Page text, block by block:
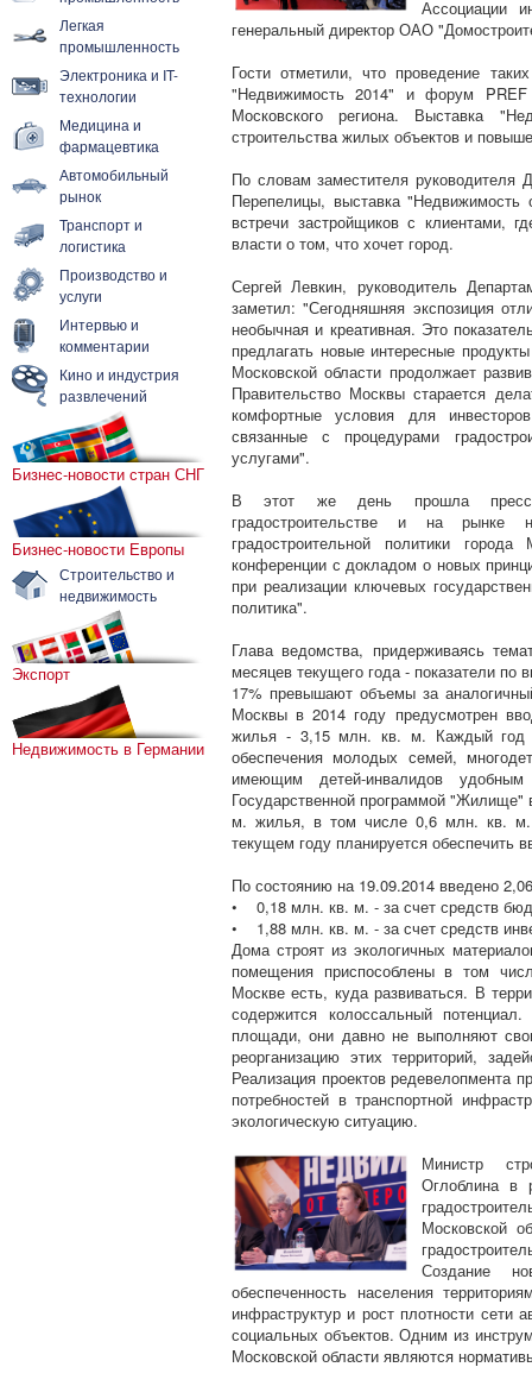
Легкая
промышленность
Электроника и IT-
технологии
Медицина и
фармацевтика
Автомобильный
рынок
Транспорт и
логистика
Производство и
услуги
Интервью и
комментарии
Кино и индустрия
развлечений
Бизнес-новости стран СНГ
Бизнес-новости Европы
Строительство и
недвижимость
Экспорт
Недвижимость в Германии
Ассоциации
генеральный директор ОАО
Гости отметили, что проведение
"Недвижимость 2014" и форум
Московского региона. Выставка
строительства жилых объектов и
По словам заместителя руководителя
Перепелицы, выставка
встречи застройщиков с клиентами,
власти о том, что хочет город.
Сергей Левкин, руководитель
заметил: "Сегодняшняя экспозиция
необычная и креативная. Это
предлагать новые интересные
Московской области продолжает
Правительство Москвы старается
комфортные условия для
связанные с процедурами
услугами".
В этот же день прошла пресс-
градостроительстве и на рынке
градостроительной политики
конференции с докладом о новых
при реализации ключевых
политика".
Глава ведомства, придерживаясь
месяцев текущего года - показатели по
17% превышают объемы за
Москвы в 2014 году предусмотрен
жилья - 3,15 млн. кв. м. Каждый год
обеспечения молодых семей,
имеющим детей-инвалидов
Государственной программой "Жилище"
м. жилья, в том числе 0,6 млн. кв.
текущем году планируется обеспечить
По состоянию на 19.09.2014 введено
• 0,18 млн. кв. м. - за счет средств
• 1,88 млн. кв. м. - за счет средств
Дома строят из экологичных
помещения приспособлены в том
Москве есть, куда развиваться. В
содержится колоссальный
площади, они давно не выполняют
реорганизацию этих территорий,
Реализация проектов редевелопмента
потребностей в транспортной
экологическую ситуацию.
Министр
Оглоблина в
Московской
Создание
обеспеченность населения
инфраструктур и рост плотности сети
социальных объектов. Одним из
Московской области являются